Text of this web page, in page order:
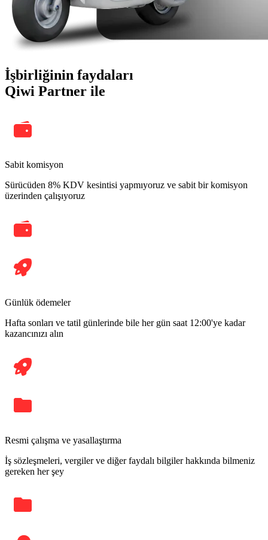
İşbirliğinin faydaları
Qiwi Partner ile
Sabit komisyon
Sürücüden 8% KDV kesintisi yapmıyoruz ve sabit bir komisyon
üzerinden çalışıyoruz
Günlük ödemeler
Hafta sonları ve tatil günlerinde bile her gün saat 12:00'ye kadar
kazancınızı alın
Resmi çalışma ve yasallaştırma
İş sözleşmeleri, vergiler ve diğer faydalı bilgiler hakkında bilmeniz
gereken her şey